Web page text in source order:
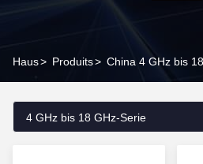
Haus> Produits> China 4 GHz bis
4 GHz bis 18 GHz-Serie